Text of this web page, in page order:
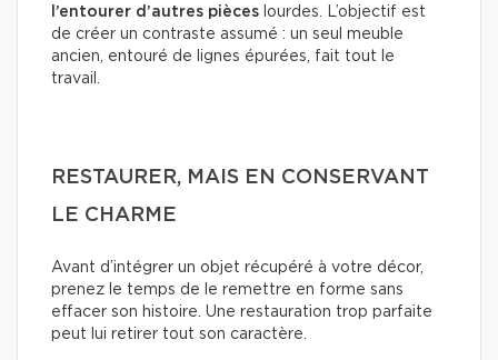
l’entourer d’autres pièces lourdes. L’objectif est
de créer un contraste assumé : un seul meuble
ancien, entouré de lignes épurées, fait tout le
travail.
RESTAURER, MAIS EN CONSERVANT
LE CHARME
Avant d’intégrer un objet récupéré à votre décor,
prenez le temps de le remettre en forme sans
effacer son histoire. Une restauration trop parfaite
peut lui retirer tout son caractère.